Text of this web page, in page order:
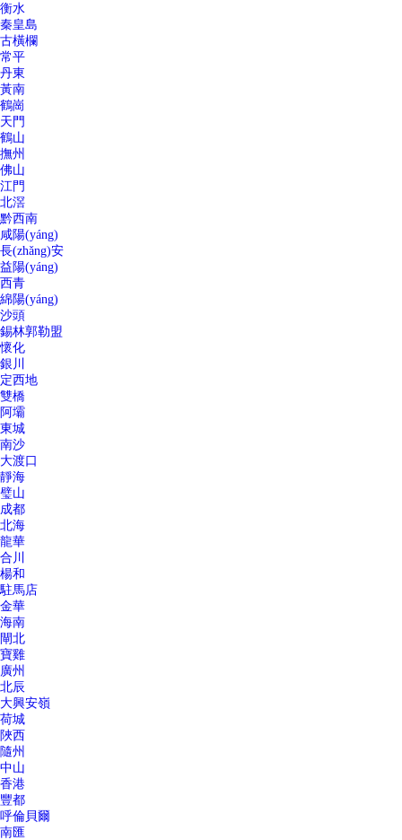
衡水
秦皇島
古橫欄
常平
丹東
黃南
鶴崗
天門
鶴山
撫州
佛山
江門
北滘
黔西南
咸陽(yáng)
長(zhǎng)安
益陽(yáng)
西青
綿陽(yáng)
沙頭
錫林郭勒盟
懷化
銀川
定西地
雙橋
阿壩
東城
南沙
大渡口
靜海
璧山
成都
北海
龍華
合川
楊和
駐馬店
金華
海南
閘北
寶雞
廣州
北辰
大興安嶺
荷城
陜西
隨州
中山
香港
豐都
呼倫貝爾
南匯